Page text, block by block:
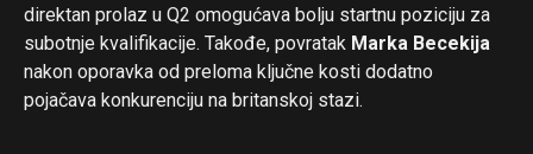
direktan prolaz u Q2 omogućava bolju startnu poziciju za
subotnje kvalifikacije. Takođe, povratak Marka Becekija
nakon oporavka od preloma ključne kosti dodatno
pojačava konkurenciju na britanskoj stazi.